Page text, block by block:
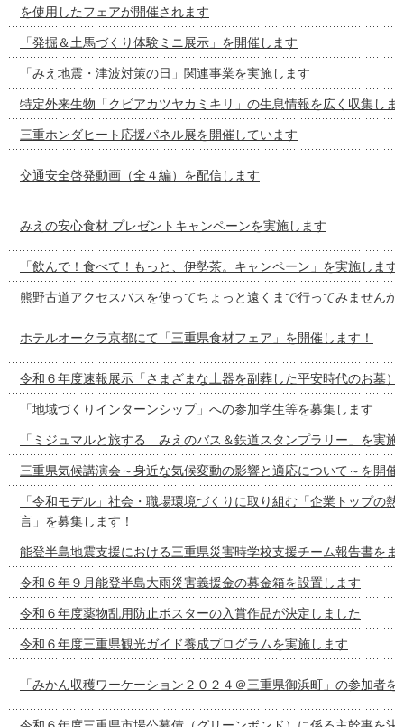
を使用したフェアが開催されます
「発掘＆土馬づくり体験ミニ展示」を開催します
「みえ地震・津波対策の⽇」関連事業を実施します
特定外来生物「クビアカツヤカミキリ」の生息情報を広く収集しま
三重ホンダヒート応援パネル展を開催しています
交通安全啓発動画（全４編）を配信します
みえの安心食材 プレゼントキャンペーンを実施します
「飲んで！食べて！もっと、伊勢茶。キャンペーン」を実施します
熊野古道アクセスバスを使ってちょっと遠くまで行ってみませんか
ホテルオークラ京都にて「三重県食材フェア」を開催します！
令和６年度速報展示「さまざまな土器を副葬した平安時代のお墓）
「地域づくりインターンシップ」への参加学生等を募集します
「ミジュマルと旅する みえのバス＆鉄道スタンプラリー」を実施
三重県気候講演会～身近な気候変動の影響と適応について～を開催
「令和モデル」社会・職場環境づくりに取り組む「企業トップの
言」を募集します！
能登半島地震支援における三重県災害時学校支援チーム報告書をま
令和６年９月能登半島大雨災害義援金の募金箱を設置します
令和６年度薬物乱用防止ポスターの入賞作品が決定しました
令和６年度三重県観光ガイド養成プログラムを実施します
「みかん収穫ワーケーション２０２４＠三重県御浜町」の参加者を